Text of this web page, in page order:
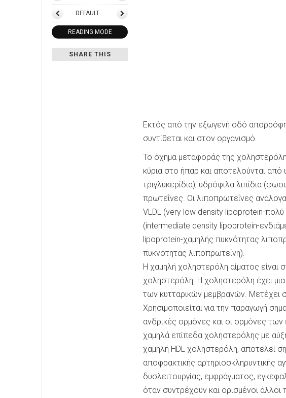
DEFAULT
READING MODE
SHARE THIS
Εκτός από την εξωγενή οδό
συντίθεται και στον οργανισμό.
Το όχημα μεταφοράς της
κύρια στο ήπαρ και αποτελούνται
τριγλυκερίδια), υδρόφιλα λιπίδια
πρωτεΐνες. Οι λιποπρωτεΐνες
VLDL (very low density lipoprotein-
(intermediate density lipoprotein-
lipoprotein-χαμηλής πυκνότητας
πυκνότητας λιποπρωτεΐνη).
Η χαμηλή χοληστερόλη αίματος είναι
χοληστερόλη. Η χοληστερόλη έχει μια
των κυτταρικών μεμβρανών. Μετέχει
Χρησιμοποιείται για την παραγωγή
ανδρικές ορμόνες και οι ορμόνες
χαμηλά επίπεδα χοληστερόλης με
χαμηλή HDL χοληστερόλη, αποτελεί
αποφρακτικής αρτηριοσκληρυντικής
δυσλειτουργίας, εμφράγματος,
όταν συντρέχουν και ορισμένοι